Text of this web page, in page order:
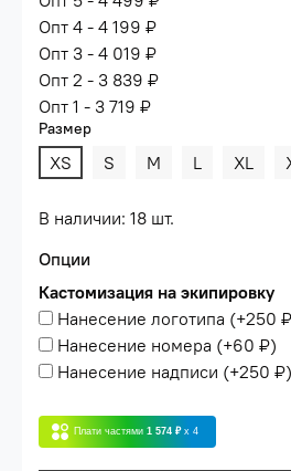
Опт 4 - 4 199 ₽
Опт 3 - 4 019 ₽
Опт 2 - 3 839 ₽
Опт 1 - 3 719 ₽
Размер
XS S M L XL
В наличии: 18 шт.
Опции
Кастомизация на экипировку
Нанесение логотипа (+250 ₽
Нанесение номера (+60 ₽)
Нанесение надписи (+250 ₽)
Плати частями 1 574 ₽ x 4